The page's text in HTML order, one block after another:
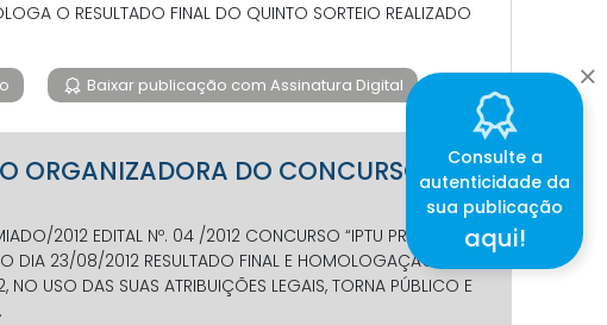
O RESULTADO FINAL DO QUINTO SORTEIO REALIZADO
Baixar publicação com Assinatura Digital
DO CONCURSO IPTU
2012 EDITAL Nº. 04 /2012 CONCURSO “IPTU PREMIADO”
DIA 23/08/2012 RESULTADO FINAL E HOMOLOGAÇÃO A
USO DAS SUAS ATRIBUIÇÕES LEGAIS, TORNA PÚBLICO E
Consulte a
autenticidade da
sua publicação
aqui!